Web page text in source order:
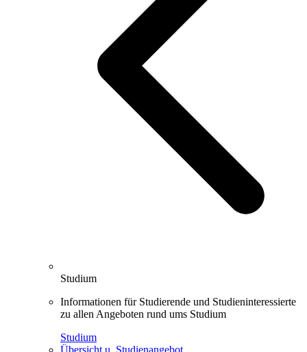
Studium
Informationen für Studierende und Studieninteressierte
zu allen Angeboten rund ums Studium
Studium
Übersicht u. Studienangebot